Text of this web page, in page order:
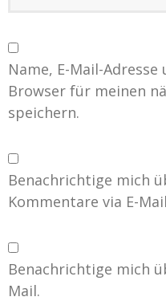
Name, E-Mail-
Browser für meinen
speichern.
Benachrichtige mich
Kommentare via E-
Benachrichtige mich
Mail.